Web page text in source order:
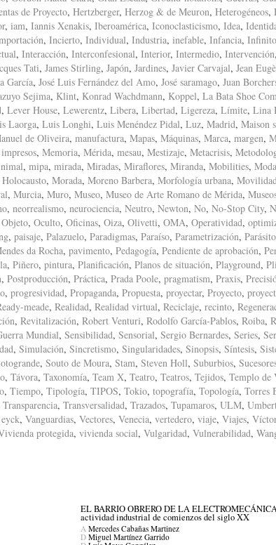
de Proyecto, Hertzberger, Herzog & de Meuron, Heterogéneos,
, iam, Iannis Xenakis, Iberoamérica, Iconoclasticismo, Idea,
, Incierto, Individual, Industria, inefable, Infancia, Infinito
, Interacción, Interconfesional, Interior, Intermedio, Intervención,
Tati, James Stirling, Japón, Jardines, Javier Carvajal, Jean
García, José Luis Fernández del Amo, José saramago, Juan
Sejima, Klint, Konrad Wachdmann, Koppel, La Bata Shoe
, Lever House, Lewerentz, Libera, Libertad, Ligereza, Límite, Lina
Laorga, Luis Longhi, Luis Menéndez Pidal, Luz, Madrid, Maison
de Oliveira, manufactura, Mapas, Máquinas, Marca, margen,
, Memoria, Mérida, mesau, Mestizaje, Metacrisis,
, mipa, mirada, Miradas, Miraflores, Miranda, Mobilities, Moda
, Morada, Moreno Barbera, Morfología urbana,
, Murcia, Muro, Museo, Museo de Arte Romano de Mérida,
, neorrealismo, neurociencia, Neutro, Newton, No, No-Stop City,
Objeto, Oculto, Oficinas, Oiza, Olivetti, OMA, Operatividad,
, paisaje, Palazuelo, Paradigmas, Paraíso, Parametrización,
da Rocha, pavimento, Pedagogía, Pendiente de aprobación,
, Piñero, pintura, Planificación, Planos de situación, Playground,
, Postproducción, Práctica, Prada Poole, pragmatism, Praxis,
, progresividad, Propaganda, Propuesta, proyectar, Proyecto,
meade, Realidad, Realidad virtual, Reciclaje, recinto,
, Revitalización, Robert Venturi, Rodolfo García-Pablos, Roiba,
Mundial, Sensibilidad, Sensorial, Sergio Bernardes, Series,
, Simulación, Sincretismo, Singularidades, Sinopsis, Síntesis,
, Souto de Moura, Stam, Steven Holl, Suburbios,
, Távora, Taxonomía, Team X, Teatro, Teatros, Tejidos, Templo de
, Tiempo, Tipología, TIPOS, Tokio, topografía, Topología, Torres
Transparencia, Transversalidad, Trazados, Tupamaros, ULM,
, Vanguardias, Vectores, Venecia, vertedero, viaje, Viajes,
protegida, vivienda social, Vulgaridad, Vulnerabilidad,
EL BARRIO OBRERO DE LA
actividad industrial de comienzos del siglo XX
A Mercedes Cabañas Martinez
D Miguel Martínez Garrido